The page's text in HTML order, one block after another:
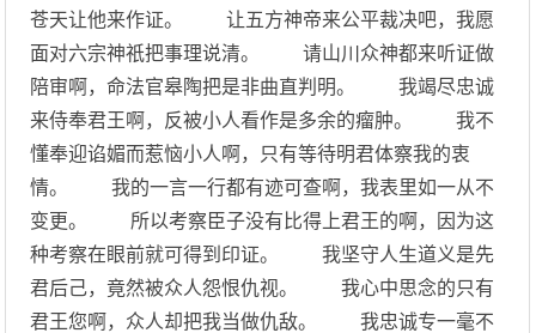
苍天让他来作证。 让五方神帝来公平裁决吧，我愿
面对六宗神祇把事理说清。 请山川众神都来听证做
陪审啊，命法官皋陶把是非曲直判明。 我竭尽忠诚
来侍奉君王啊，反被小人看作是多余的瘤肿。 我不
懂奉迎谄媚而惹恼小人啊，只有等待明君体察我的衷
情。 我的一言一行都有迹可查啊，我表里如一从不
变更。 所以考察臣子没有比得上君王的啊，因为这
种考察在眼前就可得到印证。 我坚守人生道义是先
君后己，竟然被众人怨恨仇视。 我心中思念的只有
君王您啊，众人却把我当做仇敌。 我忠诚专一毫不